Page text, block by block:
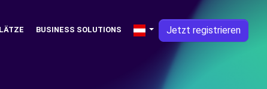
BUSINESS SOLUTIONS Jetzt registrieren